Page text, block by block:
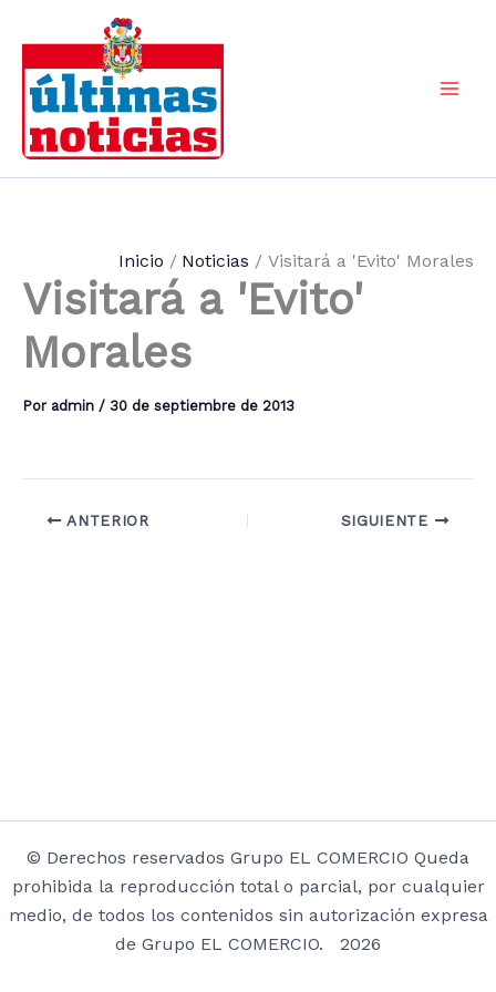
contenido
Inicio Noticias Visitará a 'Evito' Morales
Visitará a 'Evito'
Morales
Por admin / 30 de septiembre de 2013
ANTERIOR SIGUIENTE
© Derechos reservados Grupo EL COMERCIO Queda
prohibida la reproducción total o parcial, por cualquier
medio, de todos los contenidos sin autorización expresa
de Grupo EL COMERCIO. 2026